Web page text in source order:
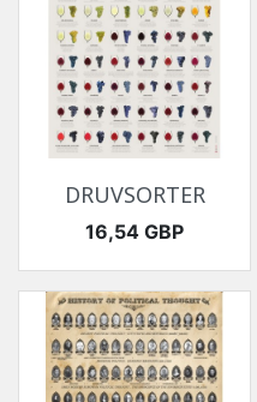
DRUVSORTER
Pris
16,54 GBP